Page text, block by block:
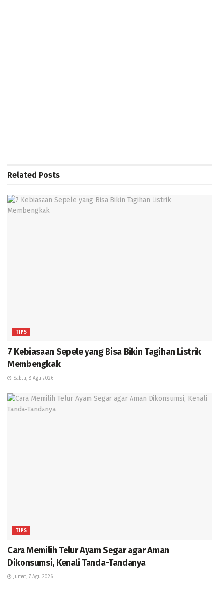
Related Posts
TIPS
7 Kebiasaan Sepele yang Bisa Bikin Tagihan Listrik
Membengkak
Sabtu, 8 Agu 2026
TIPS
Cara Memilih Telur Ayam Segar agar Aman
Dikonsumsi, Kenali Tanda-Tandanya
Jumat, 7 Agu 2026